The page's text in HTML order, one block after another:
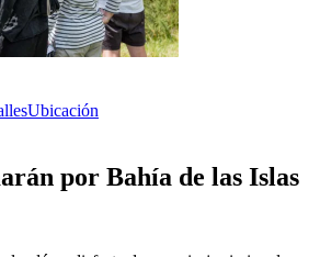
Ubicación
por Bahía de las Islas